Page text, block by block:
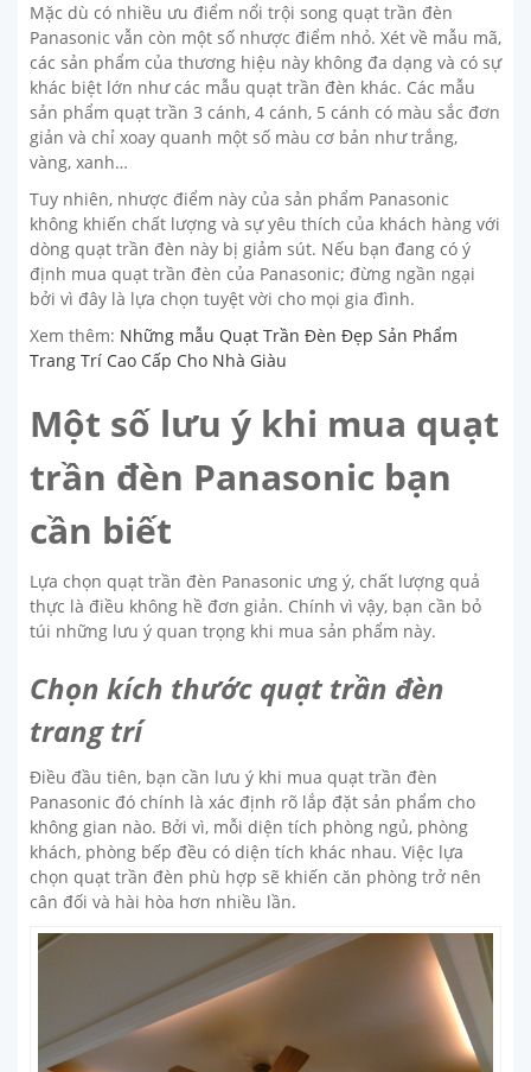
Mặc dù có nhiều ưu điểm nổi trội song quạt trần đèn
Panasonic vẫn còn một số nhược điểm nhỏ. Xét về mẫu mã,
các sản phẩm của thương hiệu này không đa dạng và có sự
khác biệt lớn như các mẫu quạt trần đèn khác. Các mẫu
sản phẩm quạt trần 3 cánh, 4 cánh, 5 cánh có màu sắc đơn
giản và chỉ xoay quanh một số màu cơ bản như trắng,
vàng, xanh…
Tuy nhiên, nhược điểm này của sản phẩm Panasonic
không khiến chất lượng và sự yêu thích của khách hàng với
dòng quạt trần đèn này bị giảm sút. Nếu bạn đang có ý
định mua quạt trần đèn của Panasonic; đừng ngần ngại
bởi vì đây là lựa chọn tuyệt vời cho mọi gia đình.
Xem thêm: Những mẫu Quạt Trần Đèn Đẹp Sản Phẩm
Trang Trí Cao Cấp Cho Nhà Giàu
Một số lưu ý khi mua quạt
trần đèn Panasonic bạn
cần biết
Lựa chọn quạt trần đèn Panasonic ưng ý, chất lượng quả
thực là điều không hề đơn giản. Chính vì vậy, bạn cần bỏ
túi những lưu ý quan trọng khi mua sản phẩm này.
Chọn kích thước quạt trần đèn
trang trí
Điều đầu tiên, bạn cần lưu ý khi mua quạt trần đèn
Panasonic đó chính là xác định rõ lắp đặt sản phẩm cho
không gian nào. Bởi vì, mỗi diện tích phòng ngủ, phòng
khách, phòng bếp đều có diện tích khác nhau. Việc lựa
chọn quạt trần đèn phù hợp sẽ khiến căn phòng trở nên
cân đối và hài hòa hơn nhiều lần.